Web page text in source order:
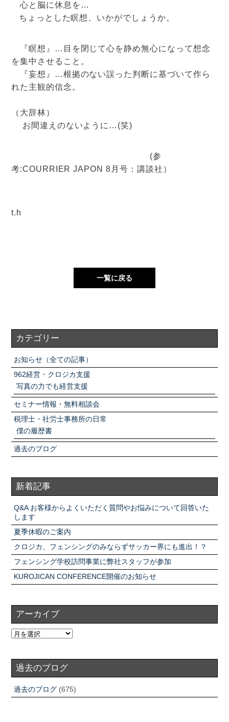
心と脳に休息を…
ちょっとした瞑想、いかがでしょうか。
『瞑想』…目を閉じて心を静め無心になって想念
を集中させること。
『妄想』…根拠のない誤った判断に基づいて作ら
れた主観的信念。
（大辞林）
お間違えのないように…(笑)
(参
考:COURRIER JAPON 8月号：講談社）
t.h
一覧に戻る
カテゴリー
お知らせ（全ての記事）
962経営・クロジカ支援
写真の力でも経営支援
セミナー情報・無料相談会
税理士・社労士事務所の日常
僕の履歴書
過去のブログ
新着記事
Q&A お客様からよくいただく質問やお悩みについて回答いた
します
夏季休暇のご案内
クロジカ、フェンシングのみならずサッカー界にも進出！？
フェンシング学校訪問事業に弊社スタッフが参加
KUROJICAN CONFERENCE開催のお知らせ
アーカイブ
過去のブログ
過去のブログ(675)